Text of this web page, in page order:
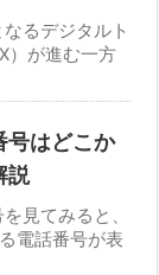
るデジタルト
）が進む一方
号はどこか
説
見てみると、
電話番号が表